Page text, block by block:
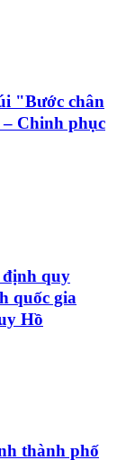
"Bước chân
Chinh phục
định quy
quốc gia
Hồ
thành phố